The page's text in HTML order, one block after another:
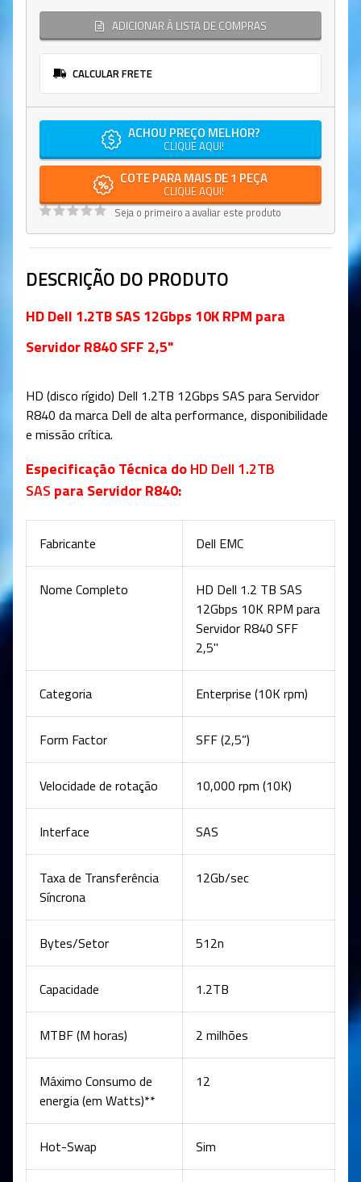
ADICIONAR À LISTA DE COMPRAS
CALCULAR FRETE
ACHOU PREÇO MELHOR?
CLIQUE AQUI!
COTE PARA MAIS DE 1 PEÇA
CLIQUE AQUI!
Seja o primeiro a avaliar este produto
DESCRIÇÃO DO PRODUTO
HD Dell 1.2TB SAS 12Gbps 10K RPM para
Servidor R840 SFF 2,5"
HD (disco rígido) Dell 1.2TB 12Gbps SAS para Servidor
R840 da marca Dell de alta performance, disponibilidade
e missão crítica.
Especificação Técnica doHD Dell 1.2TB
SAS para Servidor R840:
Fabricante Dell EMC
Nome Completo
HD Dell 1.2 TB SAS
12Gbps 10K RPM para
Servidor R840 SFF
2,5"
Categoria Enterprise (10K rpm)
Form Factor SFF (2,5”)
Velocidade de rotação 10,000 rpm (10K)
Interface SAS
Taxa de Transferência
Síncrona
12Gb/sec
Bytes/Setor 512n
Capacidade 1.2TB
MTBF (M horas) 2 milhões
Máximo Consumo de
energia (em Watts)**
12
Hot-Swap Sim